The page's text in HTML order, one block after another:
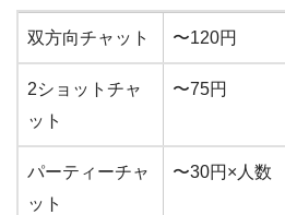
分給（アダル
ト）
双方向チャット 〜120円
2ショットチャ
ット
〜75円
パーティーチャ
ット
〜30円×人数